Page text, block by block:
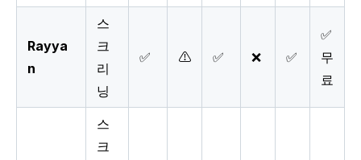
Rayya
n
스
크
리
닝
✅ ⚠️ ✅ ❌ ✅
✅
무
료
스
크